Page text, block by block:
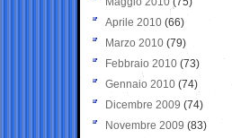
Aprile 2010 (66)
Marzo 2010 (79)
Febbraio 2010 (73)
Gennaio 2010 (74)
Dicembre 2009 (74)
Novembre 2009 (83)